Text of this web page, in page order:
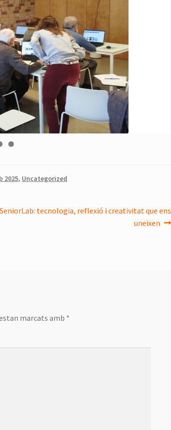
2025, Uncategorized
Pròxima
SeniorLab: tecnologia, reflexió i creativitat que ens
uneixen
marcats amb *